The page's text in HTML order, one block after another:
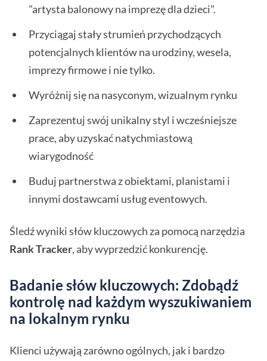
"artysta balonowy na imprezę dla dzieci".
Przyciągaj stały strumień przychodzących
potencjalnych klientów na urodziny, wesela,
imprezy firmowe i nie tylko.
Wyróżnij się na nasyconym, wizualnym rynku
Zaprezentuj swój unikalny styl i wcześniejsze
prace, aby uzyskać natychmiastową
wiarygodność
Buduj partnerstwa z obiektami, planistami i
innymi dostawcami usług eventowych.
Śledź wyniki słów kluczowych za pomocą narzędzia
Rank Tracker, aby wyprzedzić konkurencję.
Badanie słów kluczowych: Zdobądź
kontrolę nad każdym wyszukiwaniem
na lokalnym rynku
Klienci używają zarówno ogólnych, jak i bardzo